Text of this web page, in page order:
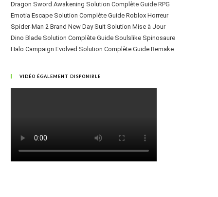
Dragon Sword Awakening Solution Complète Guide RPG
Emotia Escape Solution Complète Guide Roblox Horreur
Spider-Man 2 Brand New Day Suit Solution Mise à Jour
Dino Blade Solution Complète Guide Soulslike Spinosaure
Halo Campaign Evolved Solution Complète Guide Remake
VIDÉO ÉGALEMENT DISPONIBLE